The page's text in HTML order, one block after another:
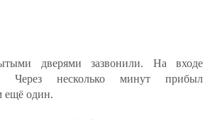
дверями зазвонили. На входе
Через несколько минут прибыл
ещё один.